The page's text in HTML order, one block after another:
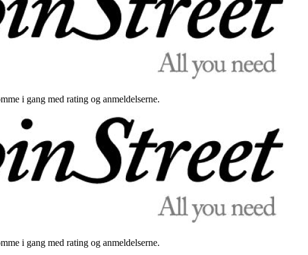
i gang med rating og anmeldelserne.
i gang med rating og anmeldelserne.